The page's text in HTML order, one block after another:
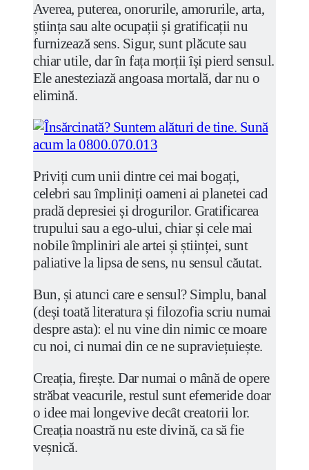
Averea, puterea, onorurile, amorurile, arta,
știința sau alte ocupații și gratificații nu
furnizează sens. Sigur, sunt plăcute sau
chiar utile, dar în fața morții își pierd sensul.
Ele anesteziază angoasa mortală, dar nu o
elimină.
Priviți cum unii dintre cei mai bogați,
celebri sau împliniți oameni ai planetei cad
pradă depresiei și drogurilor. Gratificarea
trupului sau a ego-ului, chiar și cele mai
nobile împliniri ale artei și științei, sunt
paliative la lipsa de sens, nu sensul căutat.
Bun, și atunci care e sensul? Simplu, banal
(deși toată literatura și filozofia scriu numai
despre asta): el nu vine din nimic ce moare
cu noi, ci numai din ce ne supraviețuiește.
Creația, firește. Dar numai o mână de opere
străbat veacurile, restul sunt efemeride doar
o idee mai longevive decât creatorii lor.
Creația noastră nu este divină, ca să fie
veșnică.